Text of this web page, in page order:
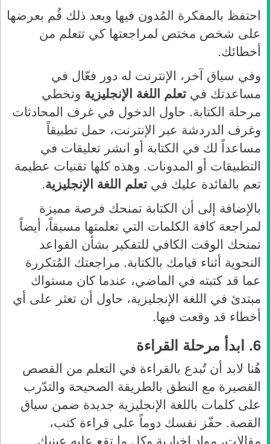
احتفظ بالمفكرة المُدون فيها وبعد ذلك قُم بعرضها
على شخص مختص لمراجعتها كي تتعلم من
أخطائك.
وفي سياق آخر، الإنترنت له دور فعّال في
مساعدتك في تعلم اللغة الإنجليزية وتخطي
مرحلة الكتابة. حاول الدخول في غرف المحادثات
وغرف الدردشة عبر الإنترنت، حمل تطبيقاً
مساعداً لك في الكتابة أو انشر تعليقات في
التطبيقات أو المدونات. وهذه كلها تقنيات عظيمة
تعم بالفائدة عليك في تعلم اللغة الإنجليزية.
بالإضافة إلى أن الكتابة تمنحك فرصة مميزة
لمراجعة كافة الكلمات التي تعلمتها مسبقاً، أيضاً
تمنحك الوقت الكافي للتفكير بشأن القواعد
النحوية أثناء قيامك بالكتابة. مراجعتك المُتكررة
عما قد كتبته في الماضي، عندما كان مستواك
مبتدئ في اللغة الإنجليزية، حاول أن تعثر على أي
أخطاء قد وقعت فيها.
6. ابدأ مرحلة القراءة
هُنا لابد أن تُبدع بالقراءة في التعلم من القصص
القصيرة مع النطق بالطريقة الصحيحة والتدّرب
على كلمات باللغة الإنجليزية جديدة ضمن سياق
القصة. حفّز نفسك دوماً على قراءة كتب،
مقالات، مواد إخبارية وكل ما تقع عليه عينيك.